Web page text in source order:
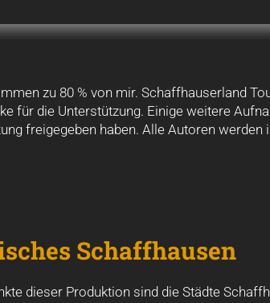
zu 80 % von mir. Schaffhauserland
für die Unterstützung. Einige weitere
freigegeben haben. Alle Autoren werden
Schaffhausen
dieser Produktion sind die Städte